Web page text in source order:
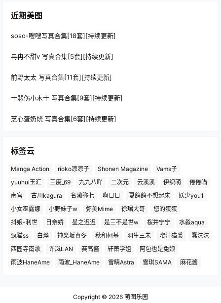
近期美图
soso-嗖嗖写真合集[18套][持续更新]
冉冉不甜v 写真合集[5套][持续更新]
前野太太 写真合集[11套][持续更新]
十悲伤小木十 写真合集[9套][持续更新]
芝心蛋奶烧 写真合集[6套][持续更新]
标签云
Manga Action rioko凉凉子 Shonen Magazine
Vams子
yuuhui玉汇
三度_69 九九八吖 二次元 云溪溪 伊织萌
倦倦喵
南宫
古川kagura 名濑弥七 啊日日 夏鸽鸽不想起床
妖少you1
小女巫露娜
小野妹子w 弥美Mime 徐珺大哥
您的蛋蛋
抖娘-利世
日奈娇 星之迟迟 是三不是世w 桜井宁宁
水淼aqua
疯猫ss
白烨 神楽坂真冬 秋和柯基 羽生三未 蜜汁猫裘
蠢沫沫
西园寺南歌
许岚LAN 赛高酱 轩萧学姐
阿包也是兔娘
雨波HaneAme
雨波_HaneAme 雪晴Astra 雪琪SAMA 麻花酱
Copyright © 2026 萌图乐园